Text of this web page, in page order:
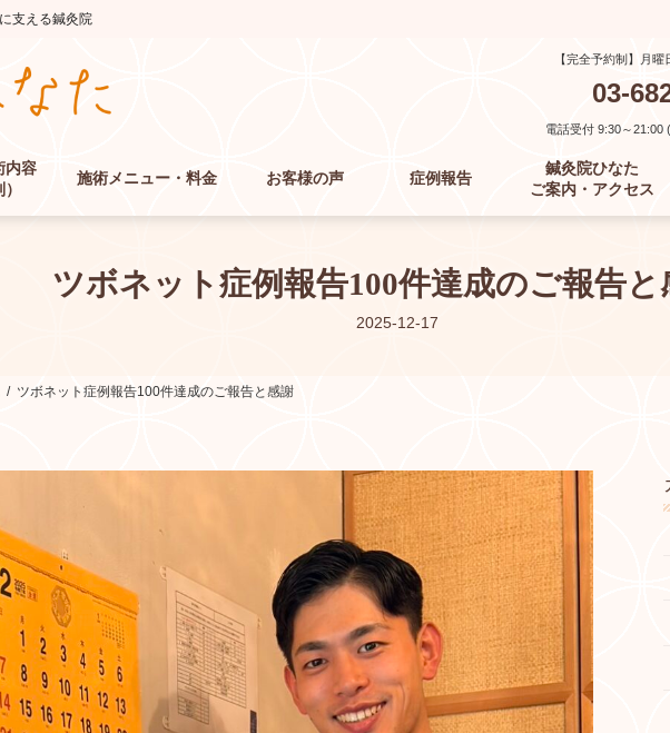
支える鍼灸院
【完全予約制】月曜
03-
電話受付 9:30～21:00
内容
施術メニュー・料金 お客様の声 症例報告
鍼灸院ひなた
ご案内・アクセス
ツボネット症例報告100件達成のご報告と
2025-12-17
ツボネット症例報告100件達成のご報告と感謝